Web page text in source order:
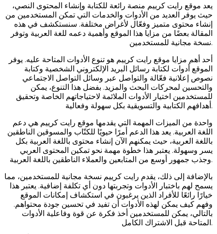
يعد موقع رايت كرييم منصة رائعة للكتابة وإنشاء المحتوى النصي،
حيث يوفر العديد من الأدوات والخدمات التي تمكن المستخدمين من
إنشاء محتوى متميز وفعّال لأغراض مختلفة. سنستكشف في هذه
المقالة بعضًا من مزايا هذا الموقع وأهمية دعمه للغة العربية وتوفر
نسخة مجانية للمستخدمين.
أحد أهم مزايا موقع رايت كرييم هو تنوع الأدوات المتاحة عليه. يوفر
الموقع أدوات لكتابة رسائل البريد الإلكتروني الشخصية وكتابة
نصوص إعلانية فعّالة والتواصل عبر وسائل التواصل الاجتماعي
والتحسين لمحركات البحث والمزيد. بفضل هذا التنوع، يمكن
للمستخدمين اختيار الأدوات الملائمة لاحتياجاتهم الخاصة وتحقيق
أهدافهم الكتابية والتسويقية بكل سهولة وفعالية.
واحدة من الميزات المهمة التي يقدمها موقع رايت كرييم هي دعم
اللغة العربية. يعد هذا الدعم أمرًا حيويًا للكتّاب والمسوقين الناطقين
باللغة العربية، حيث يمكنهم الآن إنشاء محتوى باللغة العربية بكل
يسر وسهولة. يعتبر هذا خطوة مهمة نحو تمكين المحتوى العربي
وجذب جمهور أوسع من المتابعين والعملاء الناطقين باللغة العربية.
بالإضافة إلى ذلك، يقدم رايت كرييم نسخة مجانية للمستخدمين، مما
يسمح لهم باختبار الأدوات وتجربتها دون أي تكلفة إضافية. يعتبر هذا
خيارًا رائعًا للأفراد الذين يرغبون في استكشاف إمكانات الموقع
وفهم كيف يمكن لهذه الأدوات أن تفيد في تحسين جودة محتواهم.
بالتالي، يمكن للمستخدمين أخذ فكرة عن قوة وفاعلية الأدوات
المتاحة قبل الاشتراك الكامل.